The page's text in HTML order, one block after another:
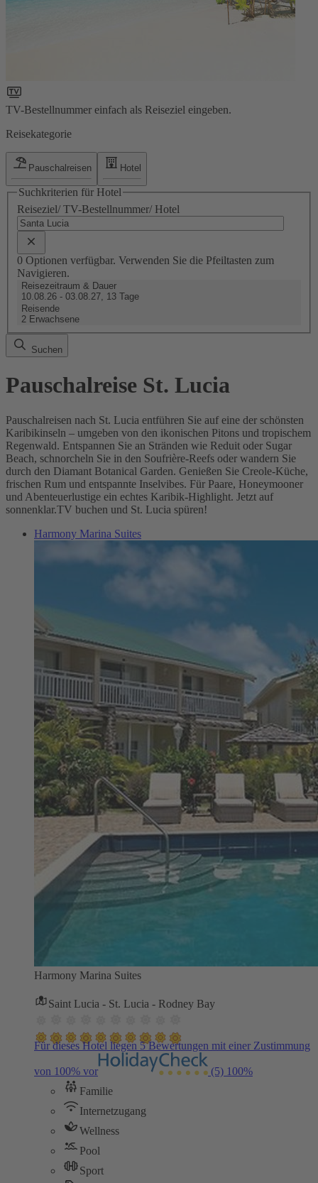
TV-Bestellnummer einfach als Reiseziel eingeben.
Reisekategorie
Pauschalreisen Hotel
Suchkriterien für Hotel
Reiseziel/ TV-Bestellnummer/ Hotel
0 Optionen verfügbar. Verwenden Sie die Pfeiltasten zum
Navigieren.
Reisezeitraum & Dauer
10.08.26 - 03.08.27, 13 Tage
Reisende
2 Erwachsene
Suchen
Pauschalreise St. Lucia
Pauschalreisen nach St. Lucia entführen Sie auf eine der schönsten
Karibikinseln – umgeben von den ikonischen Pitons und tropischem
Regenwald. Entspannen Sie an Stränden wie Reduit oder Sugar
Beach, schnorcheln Sie in den Soufrière-Reefs oder wandern Sie
durch den Diamant Botanical Garden. Genießen Sie Creole-Küche,
frischen Rum und entspannte Inselvibes. Für Paare, Honeymooner
und Abenteuerlustige ein echtes Karibik-Highlight. Jetzt auf
sonnenklar.TV buchen und St. Lucia spüren!
Harmony Marina Suites
Harmony Marina Suites
Saint Lucia - St. Lucia - Rodney Bay
Für dieses Hotel liegen 5 Bewertungen mit einer Zustimmung
von 100% vor (5) 100%
Familie
Internetzugang
Wellness
Pool
Sport